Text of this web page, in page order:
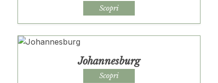
Scopri
Johannesburg
Scopri